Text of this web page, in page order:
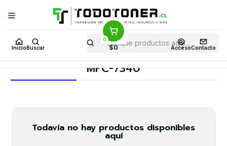
Inicio Buscar
0
$0 AccesoContacto
Puedes Elegir: Comprar enTienda· Despachoa Todo Chile · Retiro en
Tienda en24 Horas
Inicio Toner y tambor Toner Original BROTHER
Equipos BROTHER
MFC-7340
Todavía no hay productos disponibles
aquí